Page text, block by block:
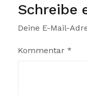
Schreibe
Deine E-Mail-
Kommentar *